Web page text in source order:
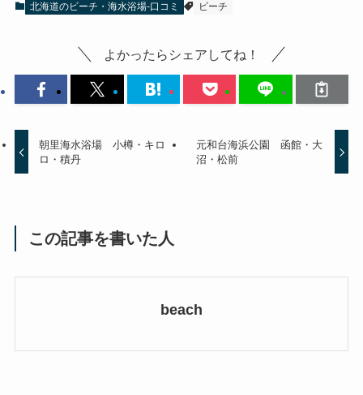
北海道のビーチ・海水浴場-口コミ ビーチ
よかったらシェアしてね！
朝里海水浴場 小樽・キロ
ロ・積丹
元和台海浜公園 函館・大
沼・松前
この記事を書いた人
beach